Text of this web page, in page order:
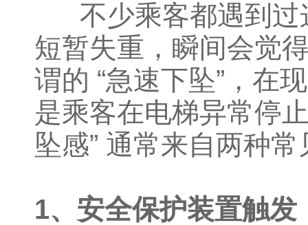
不少乘客都遇到过
短暂失重，瞬间会觉
谓的 “急速下坠”，在
是乘客在电梯异常停
坠感” 通常来自两种
1、安全保护装置触发